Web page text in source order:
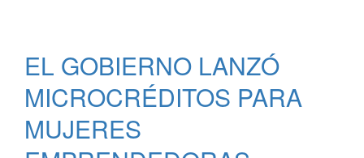
COLEGIO
ARTICULARÁN
PROVINCIA
MÁS
HERRAMIENTAS
FORMATIVAS
EL GOBIERNO LANZÓ
MICROCRÉDITOS PARA
MUJERES